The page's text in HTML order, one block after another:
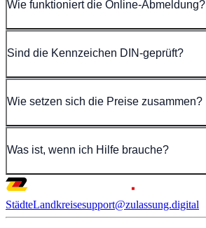
Wie funktioniert die Online-Abmeldung?
Sind die Kennzeichen DIN-geprüft?
Wie setzen sich die Preise zusammen?
Was ist, wenn ich Hilfe brauche?
StädteLandkreisesupport@zulassung.digital